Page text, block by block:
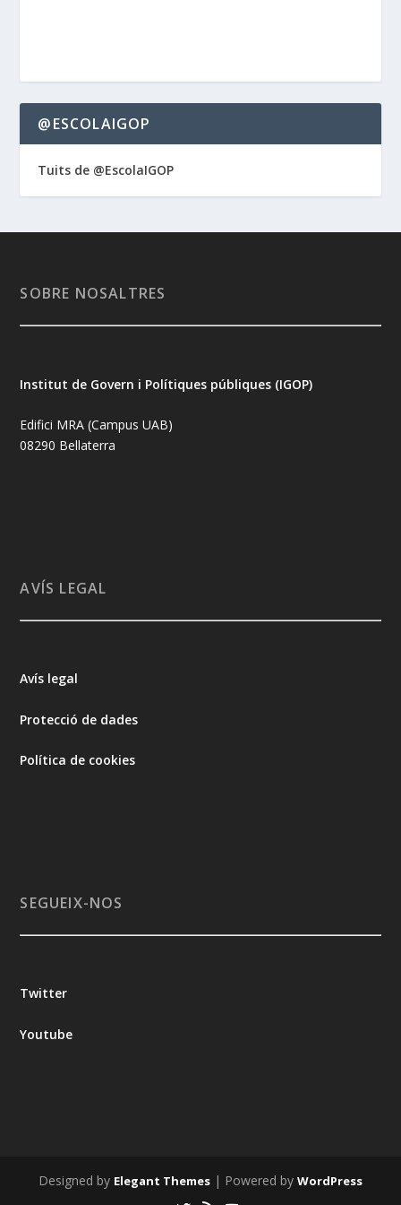
@ESCOLAIGOP
Tuits de @EscolaIGOP
SOBRE NOSALTRES
Institut de Govern i Polítiques públiques (IGOP)
Edifici MRA (Campus UAB)
08290 Bellaterra
AVÍS LEGAL
Avís legal
Protecció de dades
Política de cookies
SEGUEIX-NOS
Twitter
Youtube
Designed by Elegant Themes | Powered by WordPress